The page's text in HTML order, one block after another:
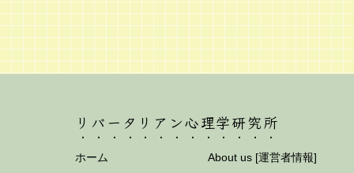
リバータリアン心理学研究所
ホーム About us [運営者情報]